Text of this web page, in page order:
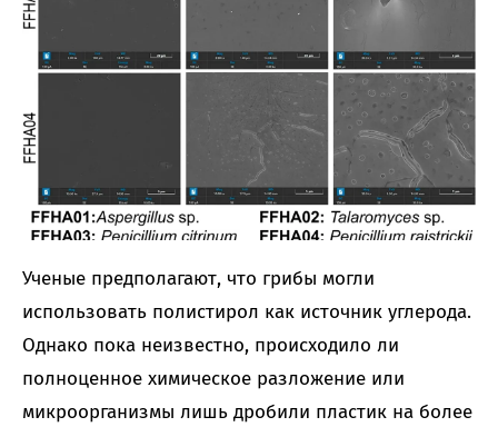
Ученые предполагают, что грибы могли
использовать полистирол как источник углерода.
Однако пока неизвестно, происходило ли
полноценное химическое разложение или
микроорганизмы лишь дробили пластик на более